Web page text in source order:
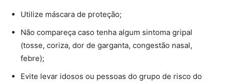
Utilize máscara de proteção;
Não compareça caso tenha algum sintoma gripal
(tosse, coriza, dor de garganta, congestão nasal,
febre);
Evite levar idosos ou pessoas do grupo de risco do